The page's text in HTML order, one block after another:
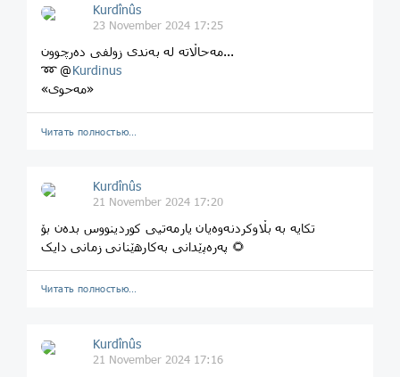
Kurdînûs
23 November 2024 17:25
مەحاڵاتە لە بەندی زولفی دەرچوون...
➿ @Kurdinus
«مەحوی»
Читать полностью…
Kurdînûs
21 November 2024 17:20
تکایە بە بڵاوکردنەوەیان یارمەتیی کوردینووس بدەن بۆ
پەرەپێدانی بەکارهێنانی زمانی دایک 🌻
Читать полностью…
Kurdînûs
21 November 2024 17:16